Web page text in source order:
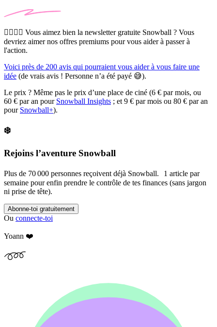
🙋‍♂️🙋‍♀️ Vous aimez bien la newsletter gratuite Snowball ? Vous
devriez aimer nos offres premiums pour vous aider à passer à
l'action.
Voici près de 200 avis qui pourraient vous aider à vous faire une
idée (de vrais avis ! Personne n’a été payé 😅).
Le prix ? Même pas le prix d’une place de ciné (6 € par mois, ou
60 € par an pour Snowball Insights ; et 9 € par mois ou 80 € par an
pour Snowball+).
❄️
Rejoins l’aventure Snowball
Plus de 70 000 personnes reçoivent déjà Snowball. 1 article par
semaine pour enfin prendre le contrôle de tes finances (sans jargon
ni prise de tête).
Abonne-toi gratuitement
Ou connecte-toi
Yoann ❤️